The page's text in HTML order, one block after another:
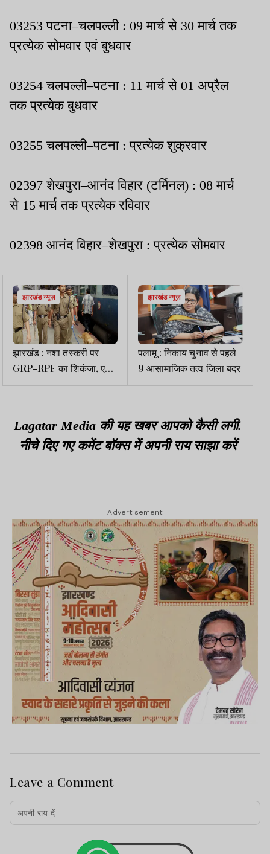
03253 पटना–चलपल्ली : 09 मार्च से 30 मार्च तक
प्रत्येक सोमवार एवं बुधवार
03254 चलपल्ली–पटना : 11 मार्च से 01 अप्रैल
तक प्रत्येक बुधवार
03255 चलपल्ली–पटना : प्रत्येक शुक्रवार
02397 शेखपुरा–आनंद विहार (टर्मिनल) : 08 मार्च
से 15 मार्च तक प्रत्येक रविवार
02398 आनंद विहार–शेखपुरा : प्रत्येक सोमवार
झारखंड न्यूज़
झारखंड : नशा तस्करी पर
GRP-RPF का शिकंजा, एक
साल में 63 गिरफ्तार, 50 केस
झारखंड न्यूज़
पलामू : निकाय चुनाव से पहले
9 आसामाजिक तत्व जिला बदर
Lagatar Media की यह खबर आपको कैसी लगी.
नीचे दिए गए कमेंट बॉक्स में अपनी राय साझा करें
Advertisement
Leave a Comment